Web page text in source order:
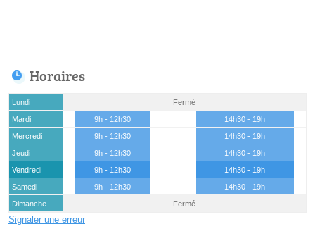
Horaires
Lundi
Fermé
Mardi
9h - 12h30
14h30 - 19h
Mercredi
9h - 12h30
14h30 - 19h
Jeudi
9h - 12h30
14h30 - 19h
Vendredi
9h - 12h30
14h30 - 19h
Samedi
9h - 12h30
14h30 - 19h
Dimanche
Fermé
Signaler une erreur